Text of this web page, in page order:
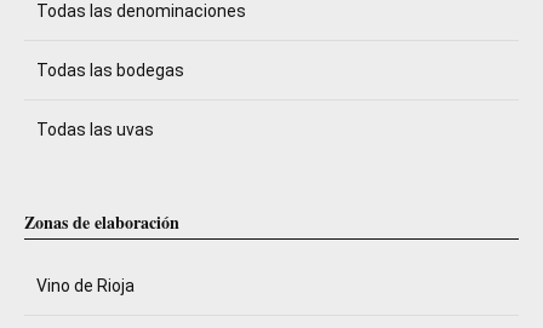
Todas las denominaciones
Todas las bodegas
Todas las uvas
Zonas de elaboración
Vino de Rioja